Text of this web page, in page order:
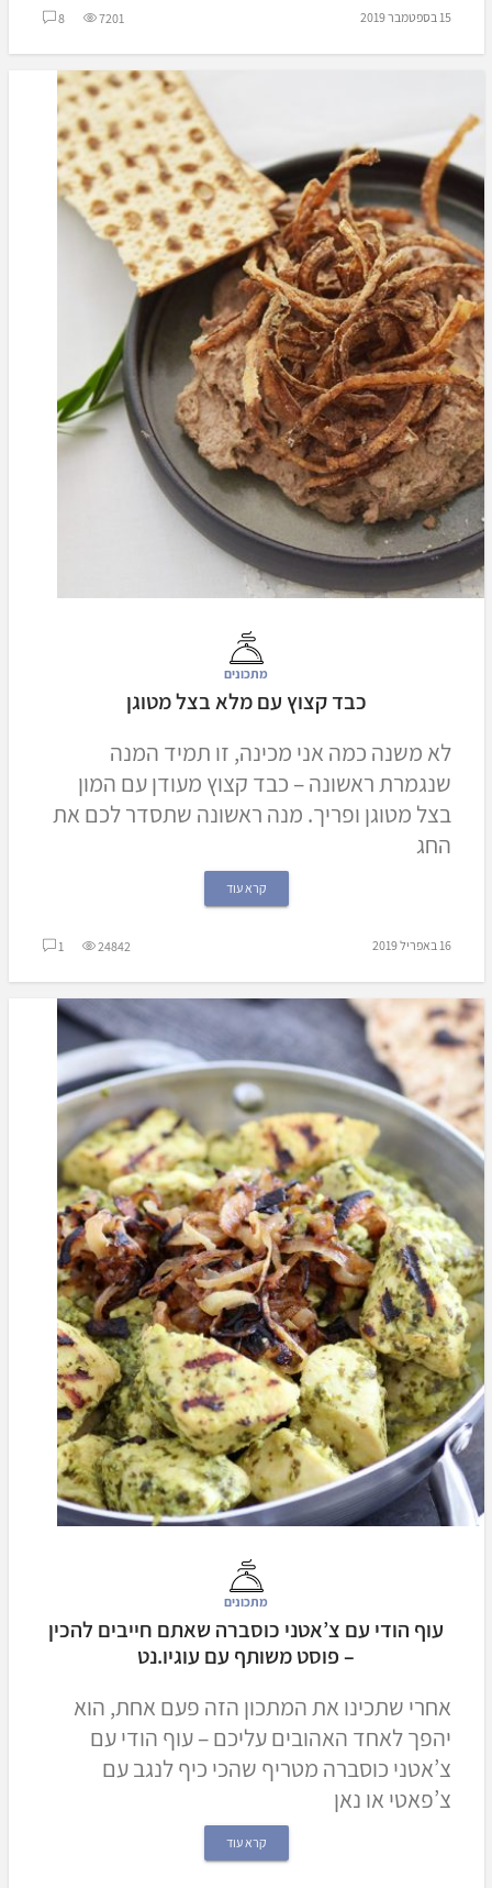
15 בספטמבר 2019 7201
8
מתכונים
כבד קצוץ עם מלא בצל מטוגן
לא משנה כמה אני מכינה, זו תמיד המנה
שנגמרת ראשונה – כבד קצוץ מעודן עם המון
בצל מטוגן ופריך. מנה ראשונה שתסדר לכם את
החג
קרא עוד
16 באפריל 2019 24842
1
מתכונים
עוף הודי עם צ’אטני כוסברה שאתם חייבים להכין
– פוסט משותף עם עוגיו.נט
אחרי שתכינו את המתכון הזה פעם אחת, הוא
יהפך לאחד האהובים עליכם – עוף הודי עם
צ’אטני כוסברה מטריף שהכי כיף לנגב עם
צ’פאטי או נאן
קרא עוד